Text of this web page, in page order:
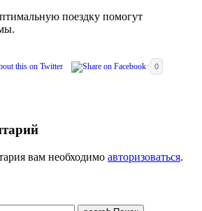
поездку помогут
0
вам необходимо авторизоваться.